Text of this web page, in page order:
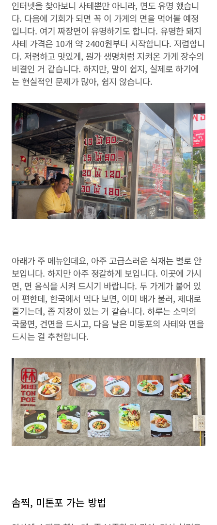
인터넷을 찾아보니 사테뿐만 아니라, 면도 유명 했습니
다. 다음에 기회가 되면 꼭 이 가게의 면을 먹어볼 예정
입니다. 여기 짜장면이 유명하기도 합니다. 유명한 돼지
사테 가격은 10개 약 2400원부터 시작합니다. 저렴합니
다. 저렴하고 맛있게, 뭔가 생명처럼 지켜온 가게 장수의
비결인 거 같습니다. 하지만, 말이 쉽지, 실제로 하기에
는 현실적인 문제가 많아, 쉽지 않습니다.
아래가 주 메뉴인데요, 아주 고급스러운 식재는 별로 안
보입니다. 하지만 아주 정갈하게 보입니다. 이곳에 가시
면, 면 음식을 시켜 드시기 바랍니다. 두 가게가 붙어 있
어 편한데, 한국에서 먹다 보면, 이미 배가 불러, 제대로
즐기는데, 좀 지장이 있는 거 같습니다. 하루는 소믹의
국물면, 건면을 드시고, 다음 날은 미동포의 사테와 면을
드시는 걸 추천합니다.
솜찍, 미톤포 가는 방법